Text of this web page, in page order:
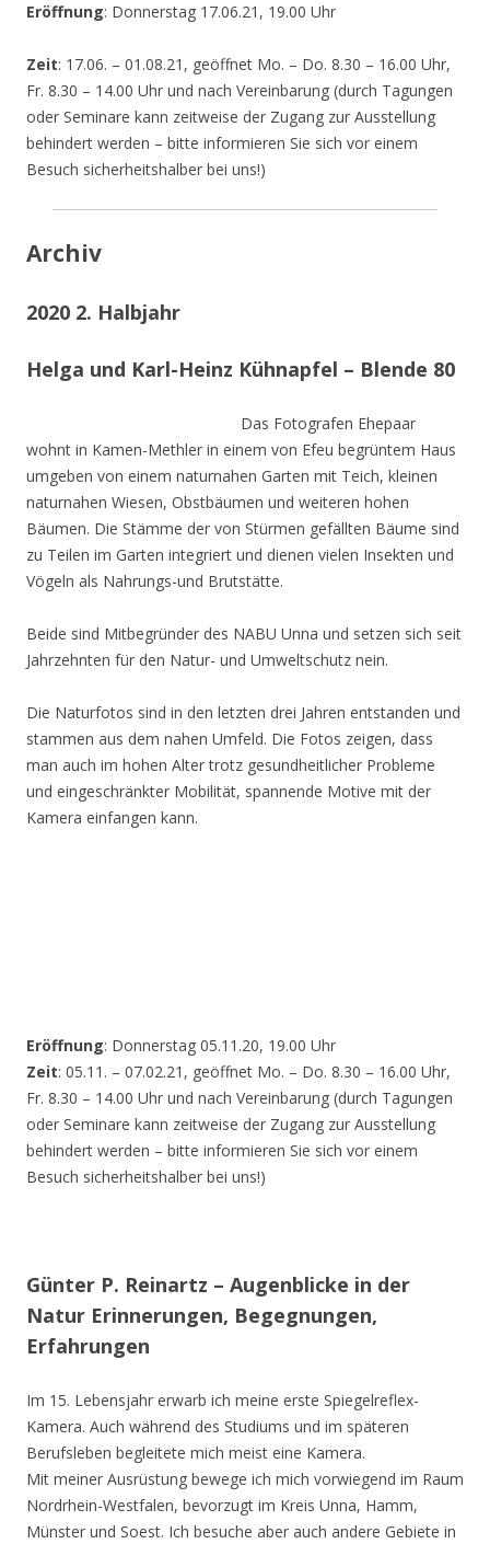
Eröffnung: Donnerstag 17.06.21, 19.00 Uhr
Zeit: 17.06. – 01.08.21, geöffnet Mo. – Do. 8.30 – 16.00 Uhr,
Fr. 8.30 – 14.00 Uhr und nach Vereinbarung (durch Tagungen
oder Seminare kann zeitweise der Zugang zur Ausstellung
behindert werden – bitte informieren Sie sich vor einem
Besuch sicherheitshalber bei uns!)
Archiv
2020 2. Halbjahr
Helga und Karl-Heinz Kühnapfel – Blende 80
Das Fotografen Ehepaar
wohnt in Kamen-Methler in einem von Efeu begrüntem Haus
umgeben von einem naturnahen Garten mit Teich, kleinen
naturnahen Wiesen, Obstbäumen und weiteren hohen
Bäumen. Die Stämme der von Stürmen gefällten Bäume sind
zu Teilen im Garten integriert und dienen vielen Insekten und
Vögeln als Nahrungs-und Brutstätte.
Beide sind Mitbegründer des NABU Unna und setzen sich seit
Jahrzehnten für den Natur- und Umweltschutz nein.
Die Naturfotos sind in den letzten drei Jahren entstanden und
stammen aus dem nahen Umfeld. Die Fotos zeigen, dass
man auch im hohen Alter trotz gesundheitlicher Probleme
und eingeschränkter Mobilität, spannende Motive mit der
Kamera einfangen kann.
Eröffnung: Donnerstag 05.11.20, 19.00 Uhr
Zeit: 05.11. – 07.02.21, geöffnet Mo. – Do. 8.30 – 16.00 Uhr,
Fr. 8.30 – 14.00 Uhr und nach Vereinbarung (durch Tagungen
oder Seminare kann zeitweise der Zugang zur Ausstellung
behindert werden – bitte informieren Sie sich vor einem
Besuch sicherheitshalber bei uns!)
Günter P. Reinartz – Augenblicke in der
Natur Erinnerungen, Begegnungen,
Erfahrungen
Im 15. Lebensjahr erwarb ich meine erste Spiegelreflex-
Kamera. Auch während des Studiums und im späteren
Berufsleben begleitete mich meist eine Kamera.
Mit meiner Ausrüstung bewege ich mich vorwiegend im Raum
Nordrhein-Westfalen, bevorzugt im Kreis Unna, Hamm,
Münster und Soest. Ich besuche aber auch andere Gebiete in